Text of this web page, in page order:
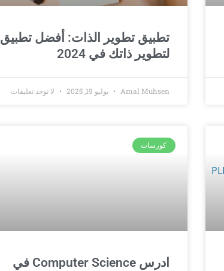
تطبيق تطوير الذات: أفضل تطبيق
لتطوير ذاتك في 2024
Amal Muhsen يوليو 19, 2025 لا توجد تعليقات
كورسات
ادرس Computer Science في